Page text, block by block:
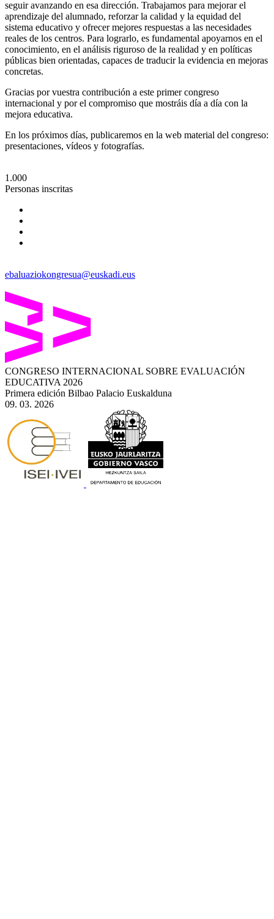
seguir avanzando en esa dirección. Trabajamos para mejorar el
aprendizaje del alumnado, reforzar la calidad y la equidad del
sistema educativo y ofrecer mejores respuestas a las necesidades
reales de los centros. Para lograrlo, es fundamental apoyarnos en el
conocimiento, en el análisis riguroso de la realidad y en políticas
públicas bien orientadas, capaces de traducir la evidencia en mejoras
concretas.
Gracias por vuestra contribución a este primer congreso
internacional y por el compromiso que mostráis día a día con la
mejora educativa.
En los próximos días, publicaremos en la web material del congreso:
presentaciones, vídeos y fotografías.
1.000
Personas inscritas
ebaluaziokongresua@euskadi.eus
CONGRESO INTERNACIONAL SOBRE EVALUACIÓN
EDUCATIVA 2026
Primera edición Bilbao Palacio Euskalduna
09. 03. 2026